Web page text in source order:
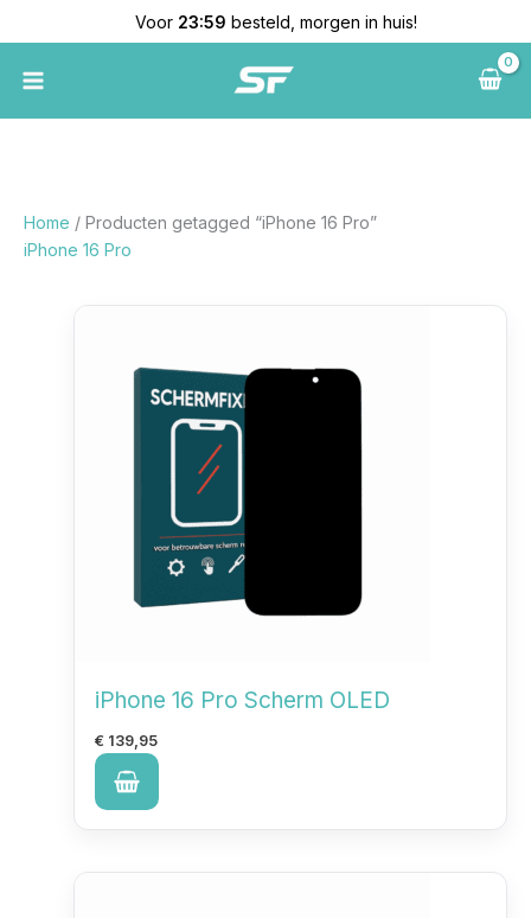
naar
inhoud
Voor 23:59 besteld, morgen in huis!
Home / Producten getagged “iPhone 16 Pro”
iPhone 16 Pro
iPhone 16 Pro Scherm OLED
€ 139,95